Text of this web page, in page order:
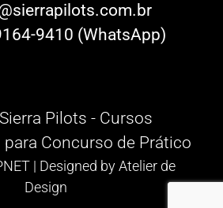
9410 (WhatsApp)
Pilots - Cursos
Concurso de Prático
| Designed byAtelier de
Design